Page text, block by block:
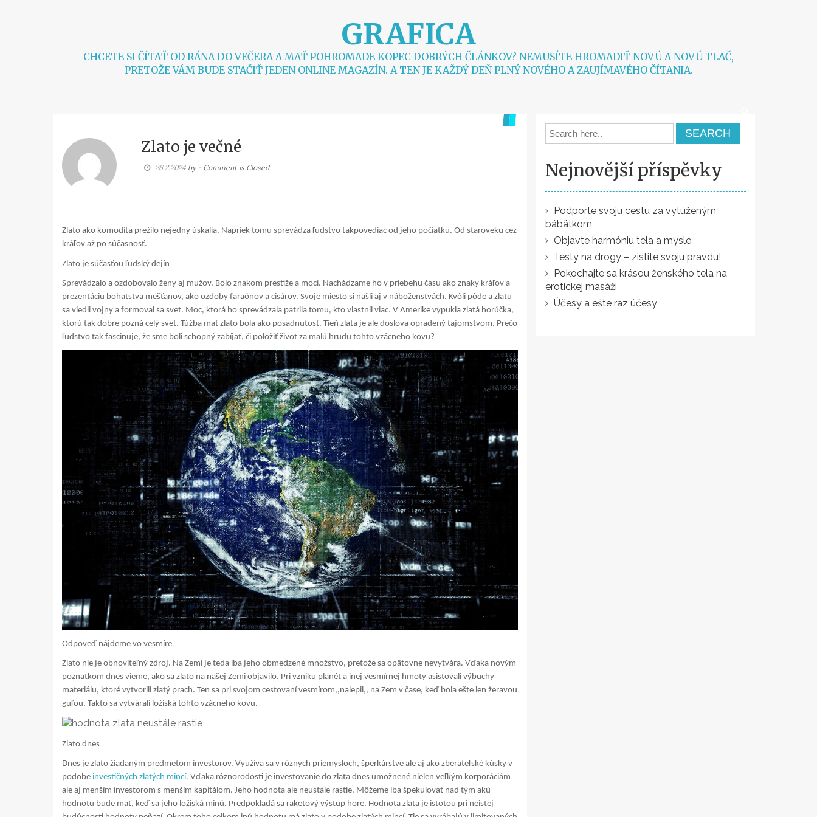
GRAFICA
CHCETE SI ČÍTAŤ OD RÁNA DO VEČERA A MAŤ POHROMADE KOPEC DOBRÝCH ČLÁNKOV? NEMUSÍTE HROMADIŤ NOVÚ A NOVÚ TLAČ,
PRETOŽE VÁM BUDE STAČIŤ JEDEN ONLINE MAGAZÍN. A TEN JE KAŽDÝ DEŇ PLNÝ NOVÉHO A ZAUJÍMAVÉHO ČÍTANIA.
Zlato je večné
26.2.2024by- Comment is Closed
Zlato ako komodita prežilo nejedny úskalia. Napriek tomu sprevádza ľudstvo takpovediac od jeho počiatku. Od staroveku cez
kráľov až po súčasnosť.
Zlato je súčasťou ľudský dejín
Sprevádzalo a ozdobovalo ženy aj mužov. Bolo znakom prestíže a moci. Nachádzame ho v priebehu času ako znaky kráľov a
prezentáciu bohatstva mešťanov, ako ozdoby faraónov a cisárov. Svoje miesto si našli aj v náboženstvách. Kvôli pôde a zlatu
sa viedli vojny a formoval sa svet. Moc, ktorá ho sprevádzala patrila tomu, kto vlastnil viac. V Amerike vypukla zlatá horúčka,
ktorú tak dobre pozná celý svet. Túžba mať zlato bola ako posadnutosť. Tieň zlata je ale doslova opradený tajomstvom. Prečo
ľudstvo tak fascinuje, že sme boli schopný zabíjať, či položiť život za malú hrudu tohto vzácneho kovu?
Odpoveď nájdeme vo vesmíre
Zlato nie je obnoviteľný zdroj. Na Zemi je teda iba jeho obmedzené množstvo, pretože sa opätovne nevytvára. Vďaka novým
poznatkom dnes vieme, ako sa zlato na našej Zemi objavilo. Pri vzniku planét a inej vesmírnej hmoty asistovali výbuchy
materiálu, ktoré vytvorili zlatý prach. Ten sa pri svojom cestovaní vesmírom,,nalepil,, na Zem v čase, keď bola ešte len žeravou
guľou. Takto sa vytvárali ložiská tohto vzácneho kovu.
Zlato dnes
Dnes je zlato žiadaným predmetom investorov. Využíva sa v rôznych priemysloch, šperkárstve ale aj ako zberateľské kúsky v
podobe investičných zlatých mincí. Vďaka rôznorodosti je investovanie do zlata dnes umožnené nielen veľkým korporáciám
ale aj menším investorom s menším kapitálom. Jeho hodnota ale neustále rastie. Môžeme iba špekulovať nad tým akú
hodnotu bude mať, keď sa jeho ložiská minú. Predpokladá sa raketový výstup hore. Hodnota zlata je istotou pri neistej
Nejnovější příspěvky
Podporte svoju cestu za vytúženým
bábätkom
Objavte harmóniu tela a mysle
Testy na drogy – zistite svoju pravdu!
Pokochajte sa krásou ženského tela na
erotickej masáži
Účesy a ešte raz účesy